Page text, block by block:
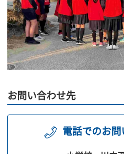
お問い合わせ先
電話でのお